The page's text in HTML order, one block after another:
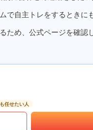
自主トレをするときに
ため、公式ページを確認
任せたい人